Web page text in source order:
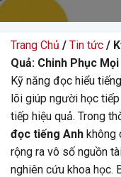
Trang Chủ / Tin tức /
Quả: Chinh Phục
Kỹ năng đọc hiểu
lõi giúp người học
tiếp hiệu quả. Trong
đọc tiếng Anh không
rộng ra vô số nguồn
nghiên cứu khoa học.